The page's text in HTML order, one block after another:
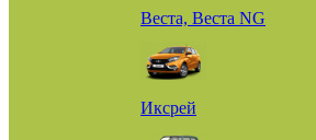
Веста, Веста NG
Иксрей